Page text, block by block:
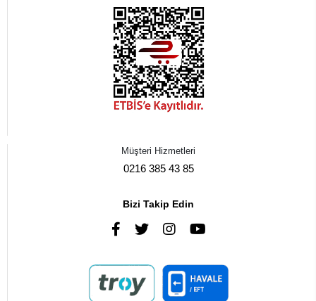
Müşteri Hizmetleri
0216 385 43 85
Bizi Takip Edin